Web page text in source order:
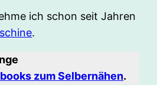
ich schon seit Jahren
.
zum Selbernähen.